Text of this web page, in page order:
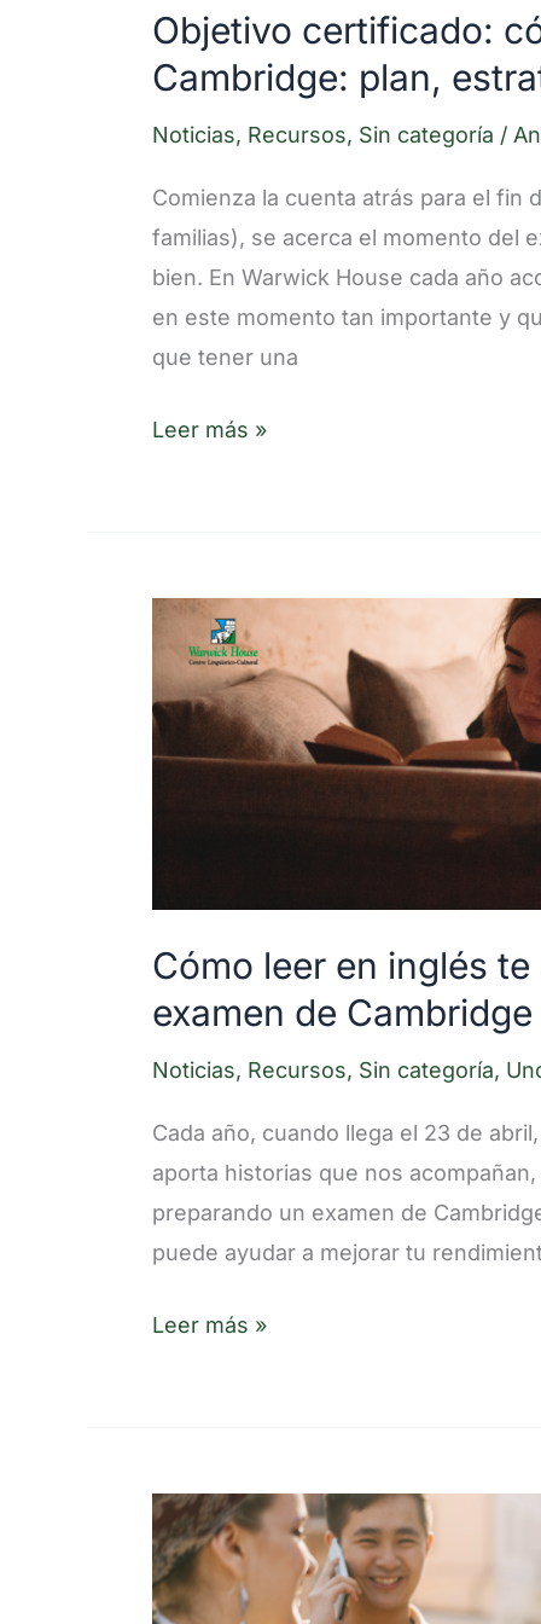
Objetivo certificado:
Cambridge: plan,
Noticias, Recursos, Sin categoría /
Comienza la cuenta atrás para el fin
familias), se acerca el momento del
bien. En Warwick House cada año
en este momento tan importante y
que tener una
estrategias
y
errores
evitar
Leer más »
Cómo leer en inglés
examen de Cambridge
Noticias, Recursos, Sin categoría,
Cada año, cuando llega el 23 de
aporta historias que nos
preparando un examen de
puede ayudar a mejorar tu
Cómo
leer
en
inglés
el
examen
Leer más »
5
situaciones
donde